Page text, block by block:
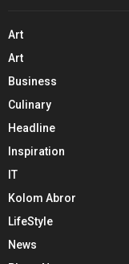
Art
Art
Business
Culinary
Headline
Inspiration
IT
Kolom Abror
LifeStyle
News